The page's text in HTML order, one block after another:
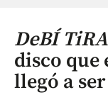
DeBÍ
disco que
llegó a